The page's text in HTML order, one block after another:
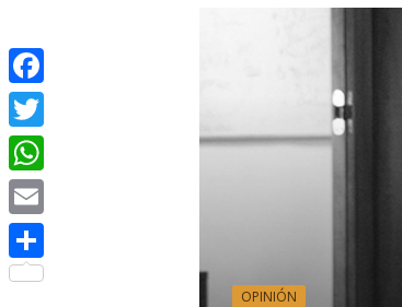
OPINIÓN
Facebook
Twitter
WhatsApp
Email
Compartir